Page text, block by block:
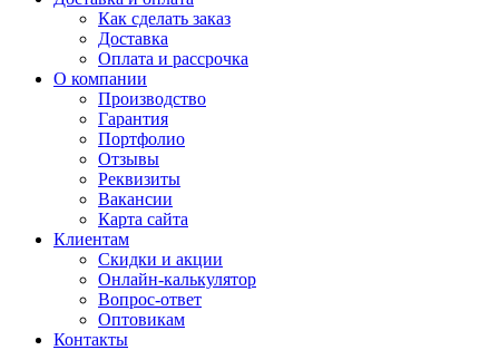
Как сделать заказ
Доставка
Оплата и рассрочка
О компании
Производство
Гарантия
Портфолио
Отзывы
Реквизиты
Вакансии
Карта сайта
Клиентам
Скидки и акции
Онлайн-калькулятор
Вопрос-ответ
Оптовикам
Контакты